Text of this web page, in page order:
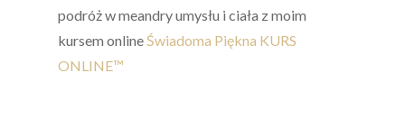
podróż w meandry umysłu i ciała z moim
kursem onlineŚwiadoma Piękna KURS
ONLINE™